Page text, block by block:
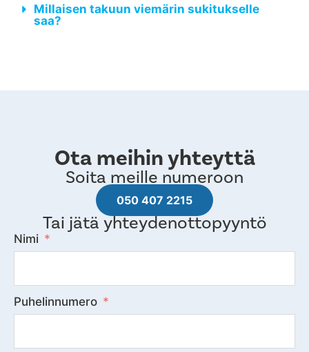
Millaisen takuun viemärin sukitukselle
saa?
Ota meihin yhteyttä
Soita meille numeroon
050 407 2215
Tai jätä yhteydenottopyyntö
Nimi
Puhelinnumero